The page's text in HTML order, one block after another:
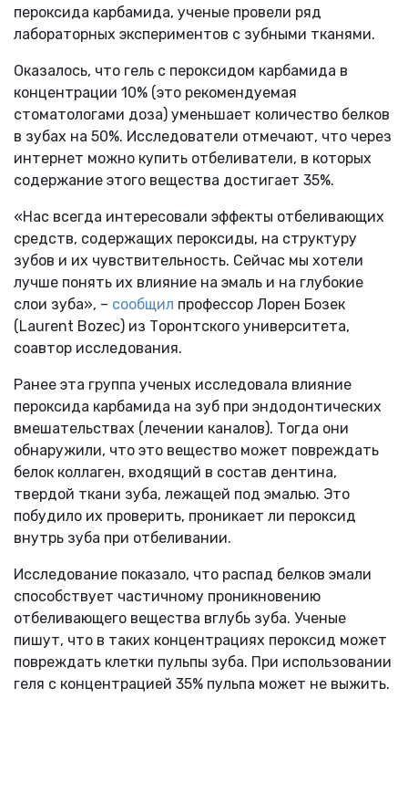
пероксида карбамида, ученые провели ряд
лабораторных экспериментов с зубными тканями.
Оказалось, что гель с пероксидом карбамида в
концентрации 10% (это рекомендуемая
стоматологами доза) уменьшает количество белков
в зубах на 50%. Исследователи отмечают, что через
интернет можно купить отбеливатели, в которых
содержание этого вещества достигает 35%.
«Нас всегда интересовали эффекты отбеливающих
средств, содержащих пероксиды, на структуру
зубов и их чувствительность. Сейчас мы хотели
лучше понять их влияние на эмаль и на глубокие
слои зуба», – сообщил профессор Лорен Бозек
(Laurent Bozec) из Торонтского университета,
соавтор исследования.
Ранее эта группа ученых исследовала влияние
пероксида карбамида на зуб при эндодонтических
вмешательствах (лечении каналов). Тогда они
обнаружили, что это вещество может повреждать
белок коллаген, входящий в состав дентина,
твердой ткани зуба, лежащей под эмалью. Это
побудило их проверить, проникает ли пероксид
внутрь зуба при отбеливании.
Исследование показало, что распад белков эмали
способствует частичному проникновению
отбеливающего вещества вглубь зуба. Ученые
пишут, что в таких концентрациях пероксид может
повреждать клетки пульпы зуба. При использовании
геля с концентрацией 35% пульпа может не выжить.